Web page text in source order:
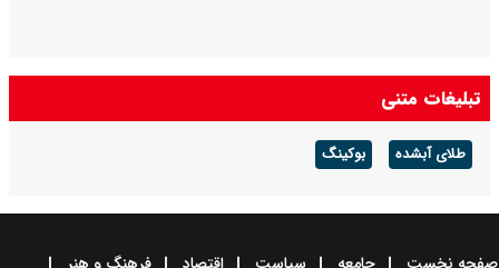
تبلیغات متنی
طلای آبشده بوکینگ